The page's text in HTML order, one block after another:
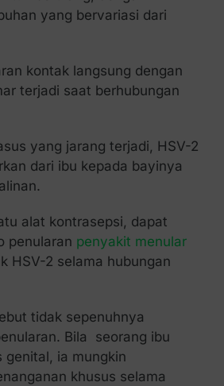
yang bervariasi dari
kontak langsung dengan
terjadi saat berhubungan
yang jarang terjadi, HSV-2
dari ibu kepada bayinya
alat kontrasepsi, dapat
penularan penyakit menular
HSV-2 selama hubungan
tidak sepenuhnya
Bila seorang ibu
genital, ia mungkin
khusus selama